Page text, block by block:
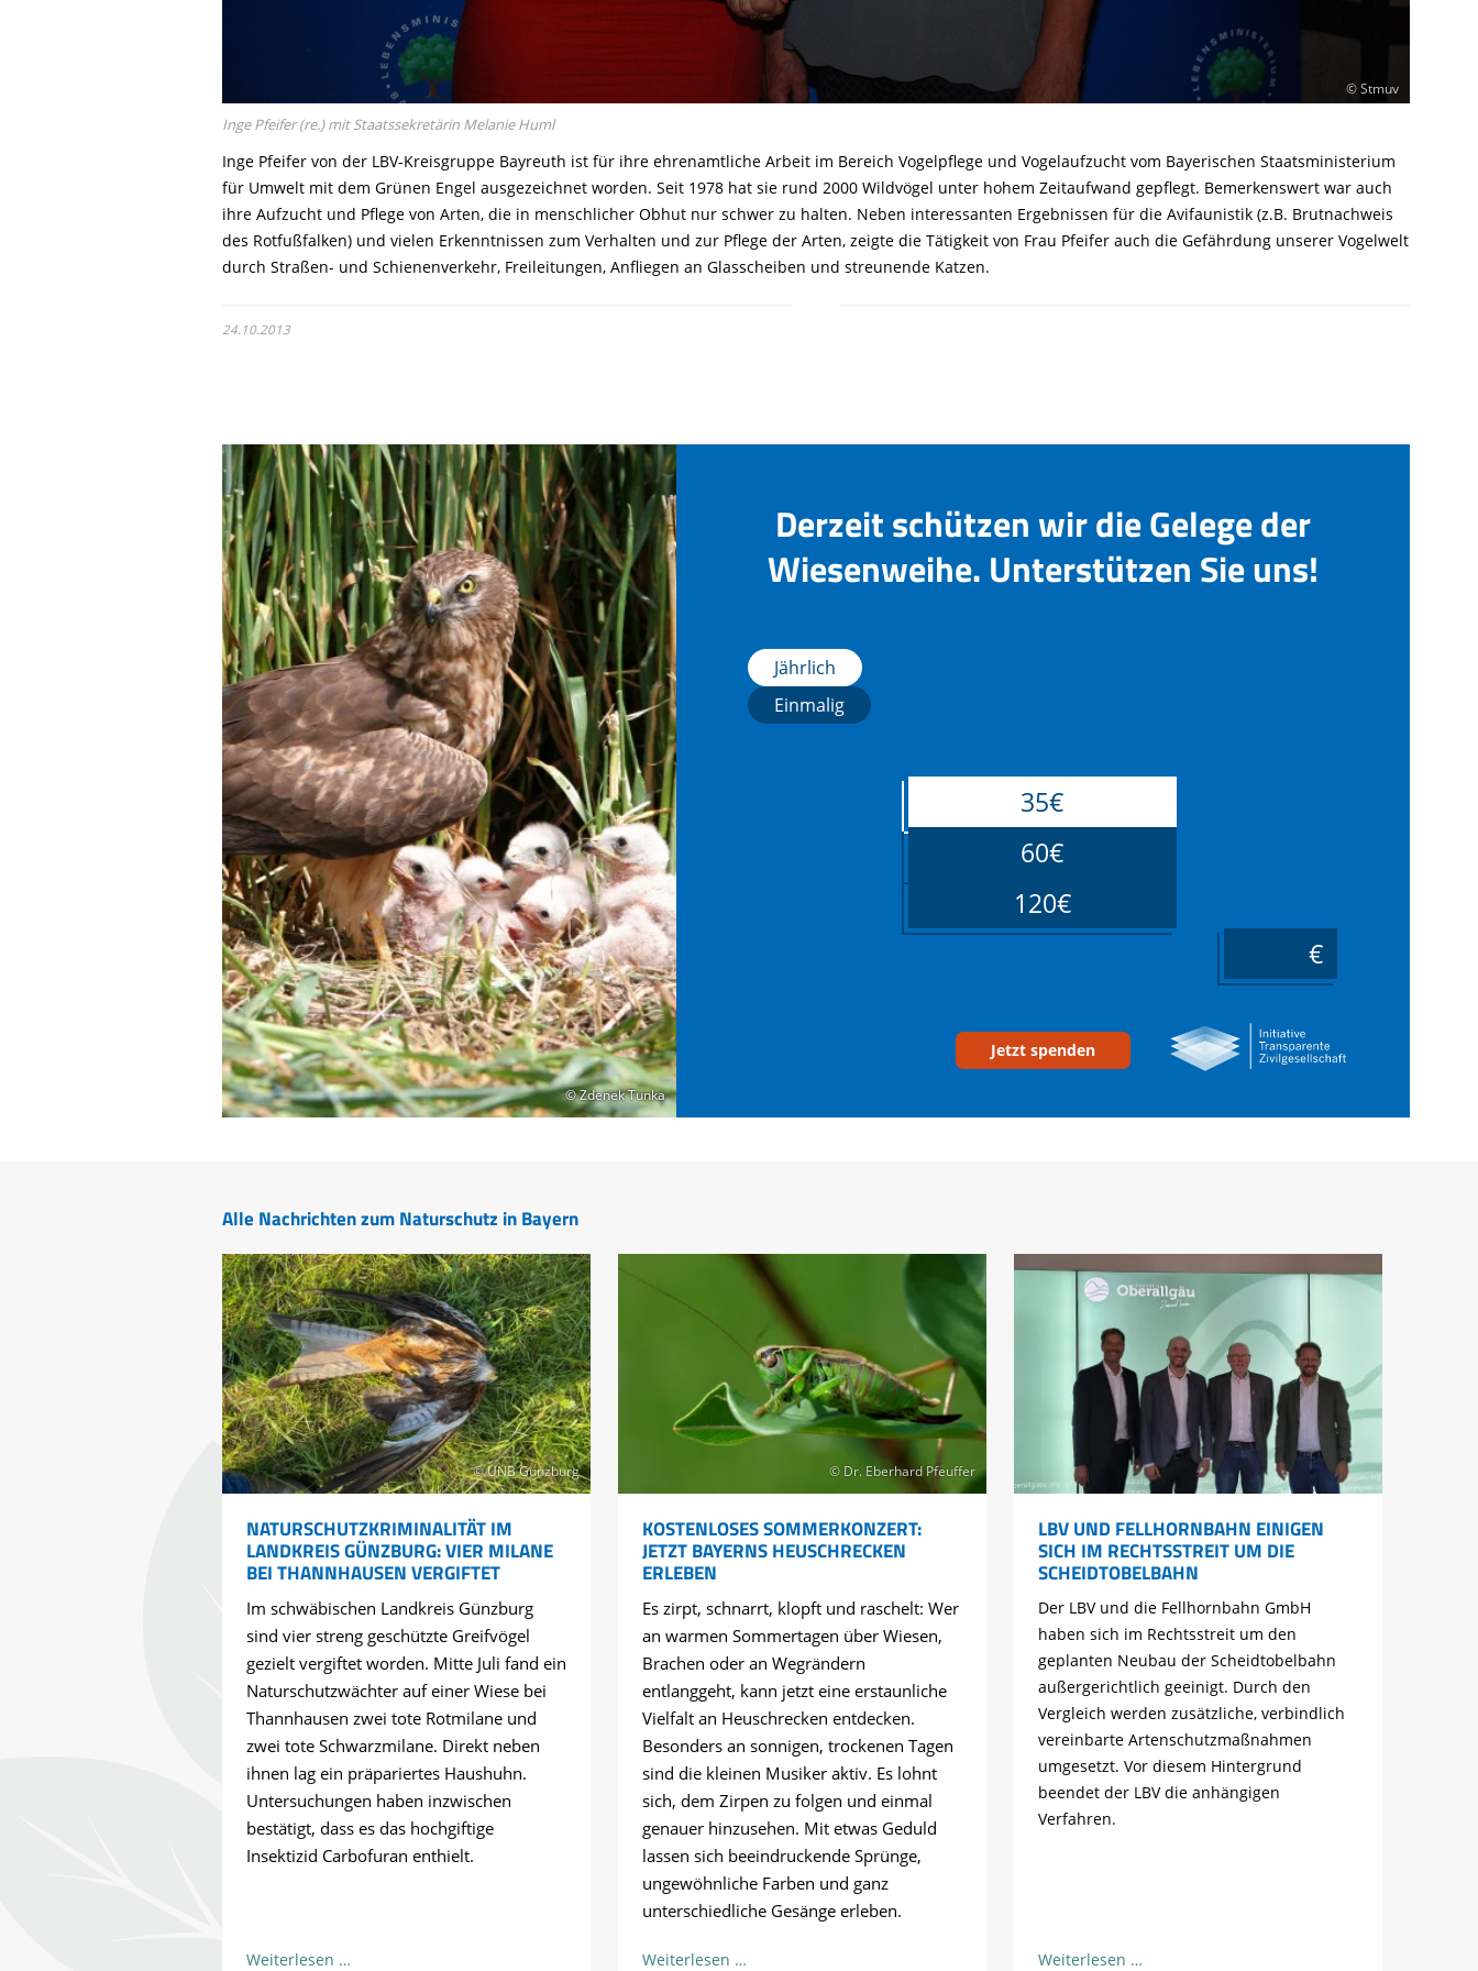
© Stmuv
Inge Pfeifer (re.) mit Staatssekretärin Melanie Huml
Inge Pfeifer von der LBV-Kreisgruppe Bayreuth ist für ihre ehrenamtliche Arbeit im Bereich Vogelpflege und Vogelaufzucht vom Bayerischen Staatsministerium
für Umwelt mit dem Grünen Engel ausgezeichnet worden. Seit 1978 hat sie rund 2000 Wildvögel unter hohem Zeitaufwand gepflegt. Bemerkenswert war auch
ihre Aufzucht und Pflege von Arten, die in menschlicher Obhut nur schwer zu halten. Neben interessanten Ergebnissen für die Avifaunistik (z.B. Brutnachweis
des Rotfußfalken) und vielen Erkenntnissen zum Verhalten und zur Pflege der Arten, zeigte die Tätigkeit von Frau Pfeifer auch die Gefährdung unserer Vogelwelt
durch Straßen- und Schienenverkehr, Freileitungen, Anfliegen an Glasscheiben und streunende Katzen.
24.10.2013
© Zdenek Tunka
© Zdenek Tunka
Derzeit schützen wir die Gelege der
Wiesenweihe. Unterstützen Sie uns!
Jährlich
Einmalig
35€
60€
120€
Jetzt spenden
Alle Nachrichten zum Naturschutz in Bayern
© UNB Günzburg
NATURSCHUTZKRIMINALITÄT IM
LANDKREIS GÜNZBURG: VIER MILANE
BEI THANNHAUSEN VERGIFTET
Im schwäbischen Landkreis Günzburg
sind vier streng geschützte Greifvögel
gezielt vergiftet worden. Mitte Juli fand ein
Naturschutzwächter auf einer Wiese bei
Thannhausen zwei tote Rotmilane und
zwei tote Schwarzmilane. Direkt neben
ihnen lag ein präpariertes Haushuhn.
Untersuchungen haben inzwischen
bestätigt, dass es das hochgiftige
Insektizid Carbofuran enthielt.
Weiterlesen …Naturschutzkriminalität
© Dr. Eberhard Pfeuffer
KOSTENLOSES SOMMERKONZERT:
JETZT BAYERNS HEUSCHRECKEN
ERLEBEN
Es zirpt, schnarrt, klopft und raschelt: Wer
an warmen Sommertagen über Wiesen,
Brachen oder an Wegrändern
entlanggeht, kann jetzt eine erstaunliche
Vielfalt an Heuschrecken entdecken.
Besonders an sonnigen, trockenen Tagen
sind die kleinen Musiker aktiv. Es lohnt
sich, dem Zirpen zu folgen und einmal
genauer hinzusehen. Mit etwas Geduld
lassen sich beeindruckende Sprünge,
ungewöhnliche Farben und ganz
unterschiedliche Gesänge erleben.
Weiterlesen …Kostenloses
LBV UND FELLHORNBAHN EINIGEN
SICH IM RECHTSSTREIT UM DIE
SCHEIDTOBELBAHN
Der LBV und die Fellhornbahn GmbH
haben sich im Rechtsstreit um den
geplanten Neubau der Scheidtobelbahn
außergerichtlich geeinigt. Durch den
Vergleich werden zusätzliche, verbindlich
vereinbarte Artenschutzmaßnahmen
umgesetzt. Vor diesem Hintergrund
beendet der LBV die anhängigen
Verfahren.
Weiterlesen …LBV